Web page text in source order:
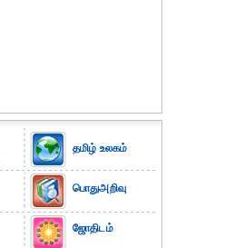
தமிழ் உலகம்
பொதுஅறிவு
ஜோதிடம்